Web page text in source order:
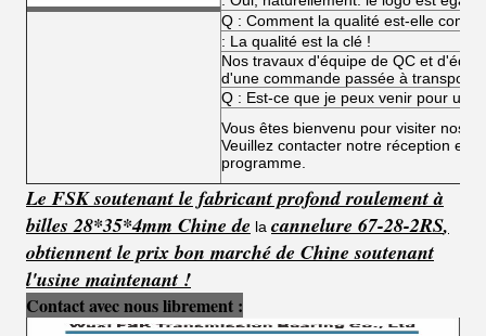
Q : Comment la qualité est-elle
: La qualité est la clé !
Nos travaux d'équipe de QC et
d'une commande passée à transporté.
Q : Est-ce que je peux venir pour une
Vous êtes bienvenu pour visiter nos
Veuillez contacter notre réception et
programme.
Le FSK soutenant le fabricant profond roulement à
billes 28*35*4mm Chine de la cannelure 67-28-2RS,
obtiennent le prixbon marchéde Chine soutenant
l'usine maintenant !
Contact avec nous librement :